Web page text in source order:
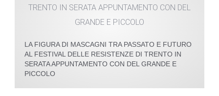
LA FIGURA DI MASCAGNI TRA PASSATO E FUTURO
AL FESTIVAL DELLE RESISTENZE DI TRENTO IN
SERATA APPUNTAMENTO CON DEL GRANDE E
PICCOLO